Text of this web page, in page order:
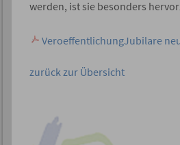
werden, ist sie besonders
VeroeffentlichungJubilare
zurück zur Übersicht